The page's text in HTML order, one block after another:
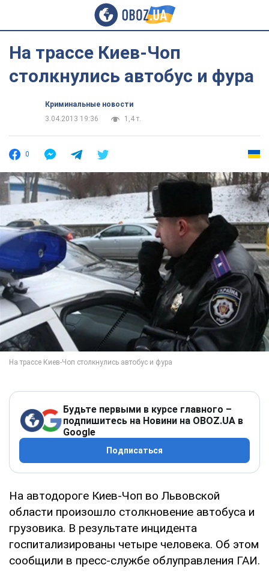
На трассе Киев-Чоп
столкнулись автобус и фура
Криминальные новости
3.04.2013 19:36
1,4 т.
0
Будьте первыми в курсе главного –
подпишитесь на Новини на OBOZ.UA в
Google
Подписаться
На автодороге Киев-Чоп во Львовской
области произошло столкновение автобуса и
грузовика. В результате инцидента
госпитализированы четыре человека. Об этом
сообщили в пресс-службе облуправления ГАИ.